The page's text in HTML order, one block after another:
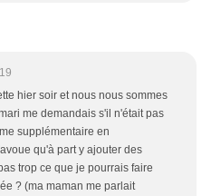
hier soir et nous nous sommes
me demandais s'il n'était pas
supplémentaire en
qu'à part y ajouter des
trop ce que je pourrais faire
? (ma maman me parlait